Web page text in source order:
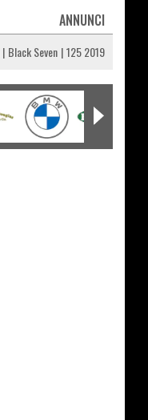
ANNUNCI
Black Seven 125 2019